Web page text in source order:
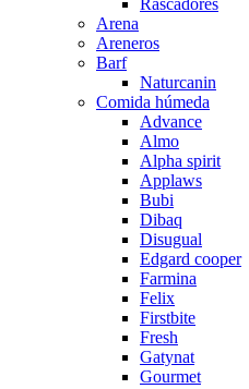
Rascadores
Arena
Areneros
Barf
Naturcanin
Comida húmeda
Advance
Almo
Alpha spirit
Applaws
Bubi
Dibaq
Disugual
Edgard cooper
Farmina
Felix
Firstbite
Fresh
Gatynat
Gourmet